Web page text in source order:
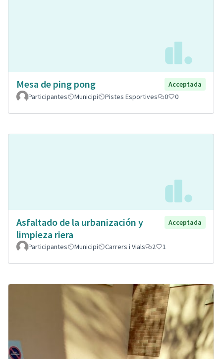
Mesa de ping pong
Acceptada
Participantes
Municipi Pistes Esportives 0 0
Asfaltado de la urbanización y
limpieza riera
Acceptada
Participantes Municipi Carrers i Vials 2 1